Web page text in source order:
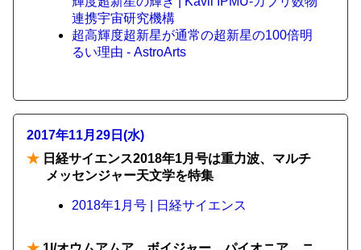
連携宇宙研究機構
超高輝度超新星が通常の超新星の100倍明
るい理由 - AstroArts
2017年11月29日(水)
★ 日経サイエンス2018年1月号は重力波、マルチ
メッセンジャー天文学を特集
2018年1月号 | 日経サイエンス